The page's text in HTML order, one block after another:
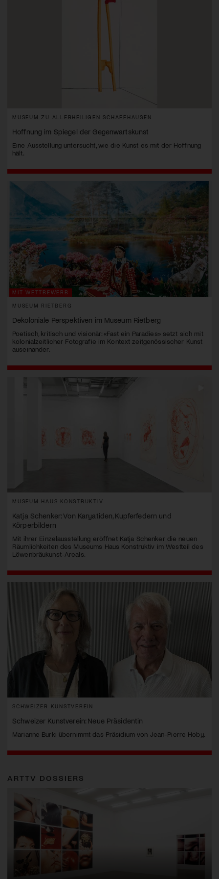
MUSEUM ZU ALLERHEILIGEN SCHAFFHAUSEN
Hoffnung im Spiegel der Gegenwartskunst
Eine Ausstellung untersucht, wie die Kunst es mit der Hoffnung
hält.
MIT WETTBEWERB
MUSEUM RIETBERG
Dekoloniale Perspektiven im Museum Rietberg
Poetisch, kritisch und visionär: «Fast ein Paradies» setzt sich mit
kolonialzeitlicher Fotografie im Kontext zeitgenössischer Kunst
auseinander.
MUSEUM HAUS KONSTRUKTIV
Katja Schenker: Von Karyatiden, Kupferfedern und
Körperbildern
Mit ihrer Einzelausstellung eröffnet Katja Schenker die neuen
Räumlichkeiten des Museums Haus Konstruktiv im Westteil des
Löwenbräukunst-Areals.
SCHWEIZER KUNSTVEREIN
Schweizer Kunstverein: Neue Präsidentin
Marianne Burki übernimmt das Präsidium von Jean-Pierre Hoby.
ARTTV DOSSIERS